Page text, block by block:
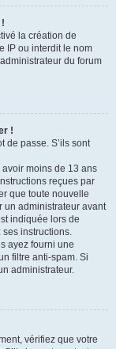
la création de
IP ou interdit le nom
du forum
!
de passe. S’ils sont
moins de 13 ans
reçues par
que toute nouvelle
un administrateur avant
indiquée lors de
ses instructions.
ayez fourni une
filtre anti-spam. Si
administrateur.
vérifiez que votre